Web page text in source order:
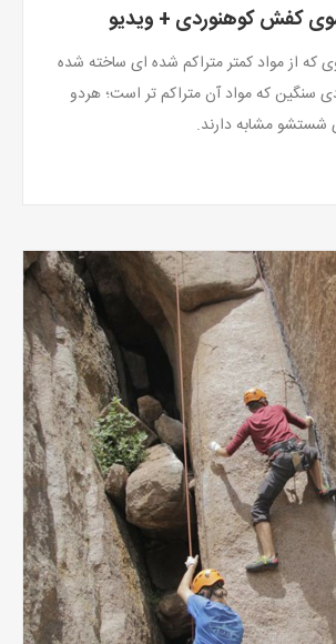
کفش کوهنوردی + ویدیو
که از مواد کمتر متراکم شده ای ساخته شده
سنگین که مواد آن متراکم تر است؛ هردو
شستشو مشابه دارند.